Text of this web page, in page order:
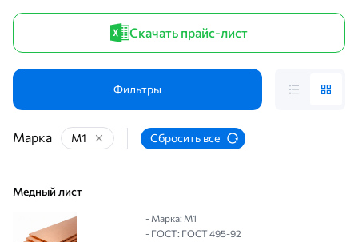
Скачать прайс-лист
Фильтры
Марка М1 Сбросить все
Медный лист
- Марка: М1
- ГОСТ: ГОСТ 495-92